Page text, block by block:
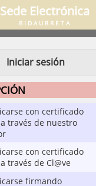
Sede Electrónica
BIDAURRETA
Iniciar sesión